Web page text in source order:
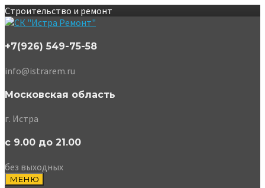
Строительство и ремонт
+7(926) 549-75-58
info@istrarem.ru
Московская область
г. Истра
с 9.00 до 21.00
без выходных
МЕНЮ